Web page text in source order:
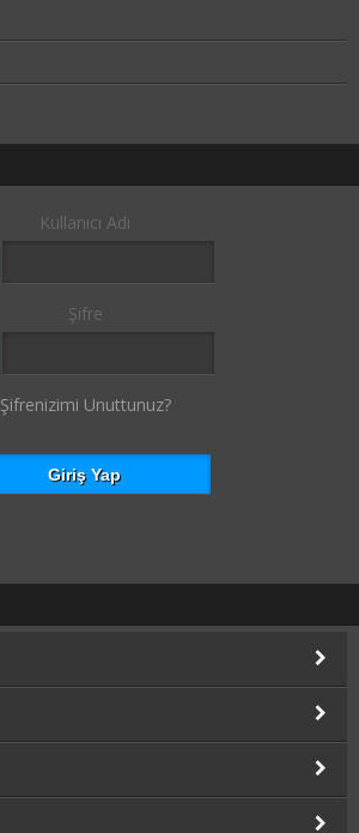
Kullanıcı Adı
Şifre
Şifrenizimi Unuttunuz?